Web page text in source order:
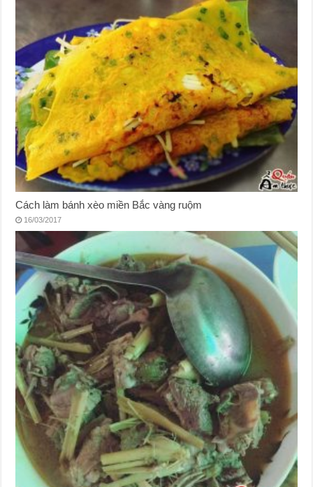
Cách làm bánh xèo miền Bắc vàng ruộm
16/03/2017